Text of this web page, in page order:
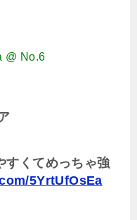
@ No.6
すくてめっちゃ強
5YrtUfOsEa